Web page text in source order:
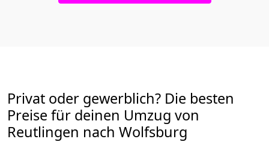
Privat oder gewerblich? Die besten
Preise für deinen Umzug von
Reutlingen nach Wolfsburg